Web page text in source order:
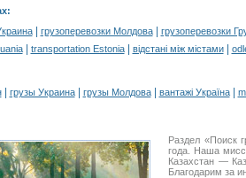
:
| грузоперевозки Молдова|
грузоперевозки
| transportation Estonia| відстані між містами|
| грузы Украина| грузы Молдова| вантажі Україна|
Раздел «Поиск
года. Наша
Казахстан —
Благодарим за